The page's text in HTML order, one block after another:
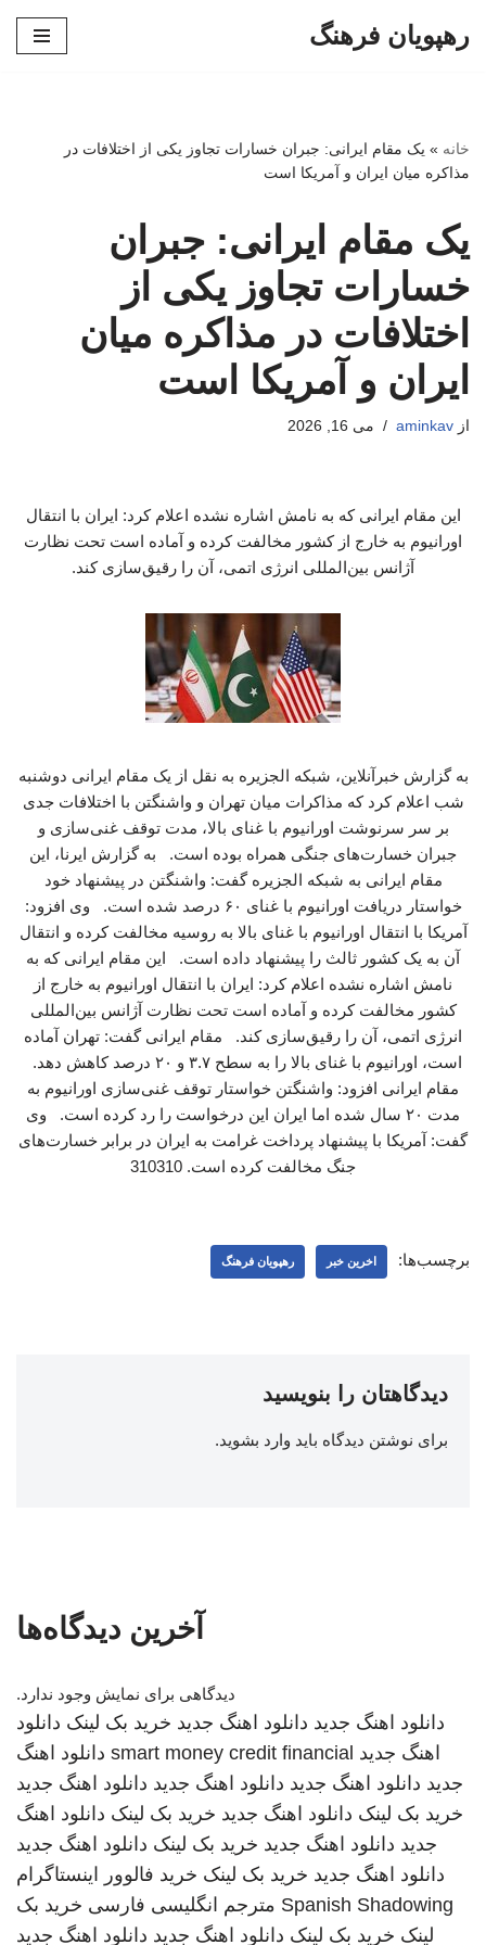
رهپویان فرهنگ
خانه » یک مقام ایرانی: جبران خسارات تجاوز یکی از اختلافات در
مذاکره میان ایران و آمریکا است
یک مقام ایرانی: جبران
خسارات تجاوز یکی از
اختلافات در مذاکره میان
ایران و آمریکا است
از aminkav می 16, 2026
این مقام ایرانی که به نامش اشاره نشده اعلام کرد: ایران با انتقال
اورانیوم به خارج از کشور مخالفت کرده و آماده است تحت نظارت
آژانس بین‌المللی انرژی اتمی، آن را رقیق‌سازی کند.
به گزارش خبرآنلاین، شبکه الجزیره به نقل از یک مقام ایرانی دوشنبه
شب اعلام کرد که مذاکرات میان تهران و واشنگتن با اختلافات جدی
بر سر سرنوشت اورانیوم با غنای بالا، مدت توقف غنی‌سازی و
جبران خسارت‌های جنگی همراه بوده است. به گزارش ایرنا، این
مقام ایرانی به شبکه الجزیره گفت: واشنگتن در پیشنهاد خود
خواستار دریافت اورانیوم با غنای ۶۰ درصد شده است. وی افزود:
آمریکا با انتقال اورانیوم با غنای بالا به روسیه مخالفت کرده و انتقال
آن به یک کشور ثالث را پیشنهاد داده است. این مقام ایرانی که به
نامش اشاره نشده اعلام کرد: ایران با انتقال اورانیوم به خارج از
کشور مخالفت کرده و آماده است تحت نظارت آژانس بین‌المللی
انرژی اتمی، آن را رقیق‌سازی کند. مقام ایرانی گفت: تهران آماده
است، اورانیوم با غنای بالا را به سطح ۳.۷ و ۲۰ درصد کاهش دهد.
مقام ایرانی افزود: واشنگتن خواستار توقف غنی‌سازی اورانیوم به
مدت ۲۰ سال شده اما ایران این درخواست را رد کرده است. وی
گفت: آمریکا با پیشنهاد پرداخت غرامت به ایران در برابر خسارت‌های
جنگ مخالفت کرده است. 310310
برچسب‌ها: اخرین خبر رهپویان فرهنگ
دیدگاهتان را بنویسید
برای نوشتن دیدگاه باید وارد بشوید.
آخرین دیدگاه‌ها
دیدگاهی برای نمایش وجود ندارد.
دانلود اهنگ جدید دانلود اهنگ جدید خرید بک لینک دانلود
اهنگ جدید smart money credit financial دانلود اهنگ
جدید دانلود اهنگ جدید دانلود اهنگ جدید دانلود اهنگ جدید
خرید بک لینک دانلود اهنگ جدید خرید بک لینک دانلود اهنگ
جدید دانلود اهنگ جدید خرید بک لینک دانلود اهنگ جدید
دانلود اهنگ جدید خرید بک لینک خرید فالوور اینستاگرام
Spanish Shadowing مترجم انگلیسی فارسی خرید بک
لینک خرید بک لینک دانلود اهنگ جدید دانلود اهنگ جدید